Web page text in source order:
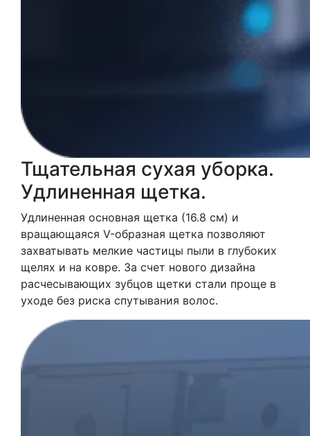
Тщательная сухая уборка.
Удлиненная щетка.
Удлиненная основная щетка (16.8 см) и
вращающаяся V-образная щетка позволяют
захватывать мелкие частицы пыли в глубоких
щелях и на ковре. За счет нового дизайна
расчесывающих зубцов щетки стали проще в
уходе без риска спутывания волос.